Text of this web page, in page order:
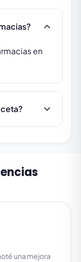
en
una mejora